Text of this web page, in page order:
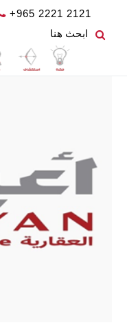
+965 2221 2121